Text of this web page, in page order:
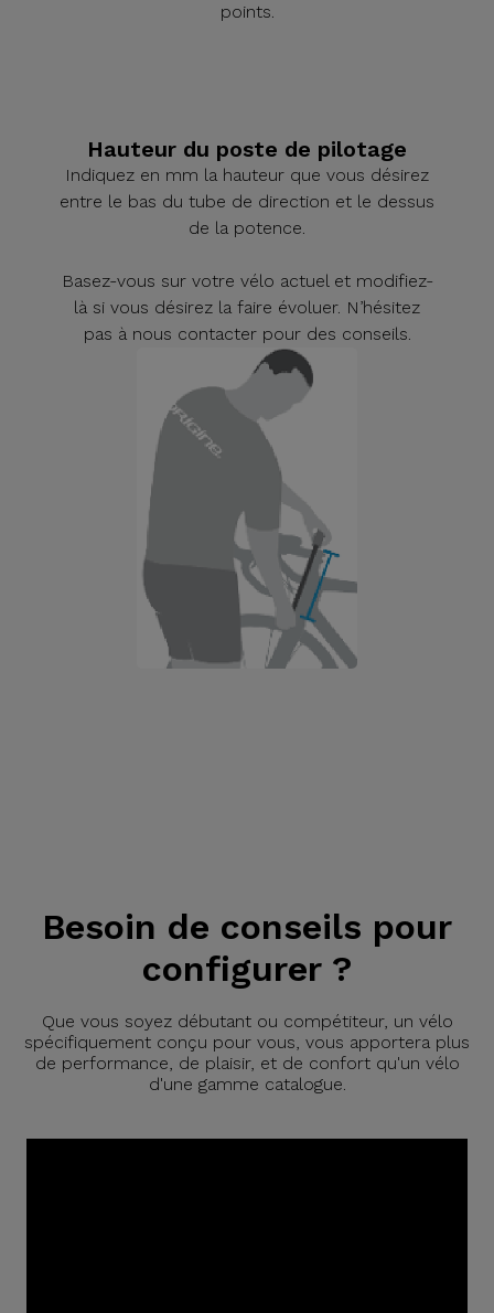
points.
Hauteur du poste de pilotage
Indiquez en mm la hauteur que vous désirez
entre le bas du tube de direction et le dessus
de la potence.
Basez-vous sur votre vélo actuel et modifiez-
là si vous désirez la faire évoluer. N’hésitez
pas à nous contacter pour des conseils.
Besoin de conseils pour
configurer ?
Que vous soyez débutant ou compétiteur, un vélo
spécifiquement conçu pour vous, vous apportera plus
de performance, de plaisir, et de confort qu'un vélo
d'une gamme catalogue.